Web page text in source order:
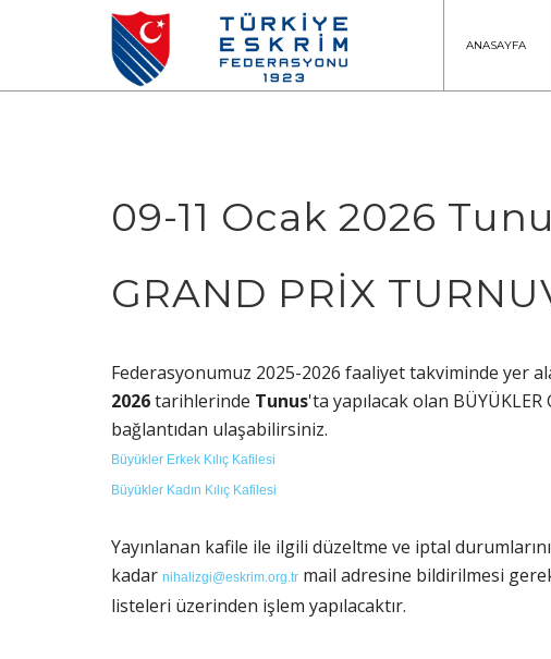
ANASAYFA
09-11 Ocak 2026
GRAND PRİX
Federasyonumuz 2025-2026 faaliyet takviminde yer
2026tarihlerinde Tunus'ta yapılacak olan
bağlantıdan ulaşabilirsiniz.
Büyükler Erkek Kılıç Kafilesi
Büyükler Kadın Kılıç Kafilesi
Yayınlanan kafile ile ilgili düzeltme ve iptal
kadar nihalizgi@eskrim.org.tr mail adresine bildirilmesi
listeleri üzerinden işlem yapılacaktır.